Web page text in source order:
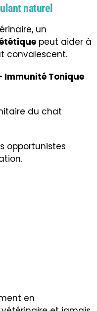
naturel
un
peut aider à
convalescent.
Immunité Tonique
du chat
opportunistes
en